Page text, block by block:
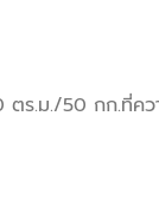
ตร.ม./50 กก.ที่ค